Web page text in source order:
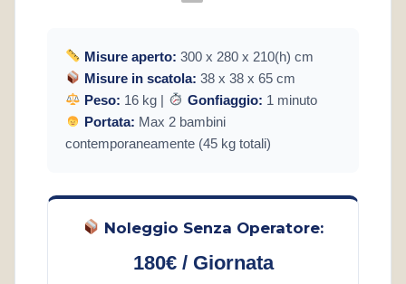
Misure aperto: 300 x 280 x 210(h) cm
Misure in scatola: 38 x 38 x 65 cm
Peso: 16 kg | Gonfiaggio: 1 minuto
Portata: Max 2 bambini
contemporaneamente (45 kg totali)
Noleggio Senza Operatore:
180€ / Giornata